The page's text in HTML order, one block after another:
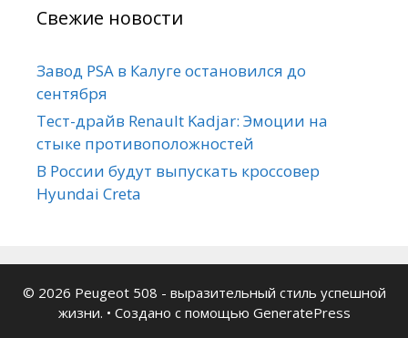
Свежие новости
Завод PSA в Калуге остановился до
сентября
Тест-драйв Renault Kadjar: Эмоции на
стыке противоположностей
В России будут выпускать кроссовер
Hyundai Creta
© 2026 Peugeot 508 - выразительный стиль успешной
жизни. • Создано с помощью GeneratePress